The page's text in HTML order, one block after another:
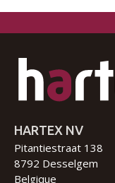
HARTEX NV
Pitantiestraat 138
8792 Desselgem
Belgique